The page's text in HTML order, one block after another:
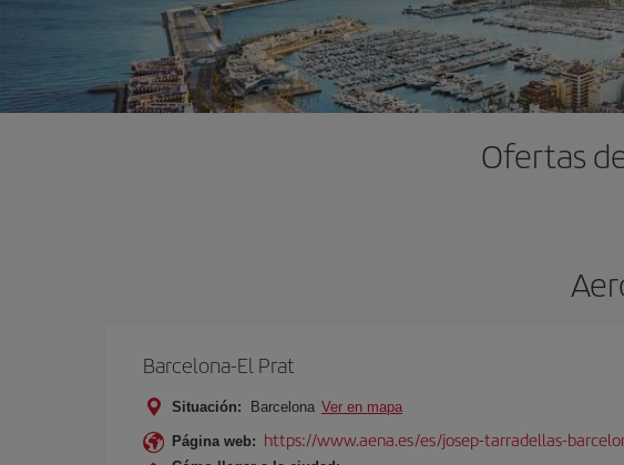
Ofertas
Barcelona-El Prat
Situación: Barcelona Ver en mapa
Página web: https://www.aena.es/es/josep-tarradellas-